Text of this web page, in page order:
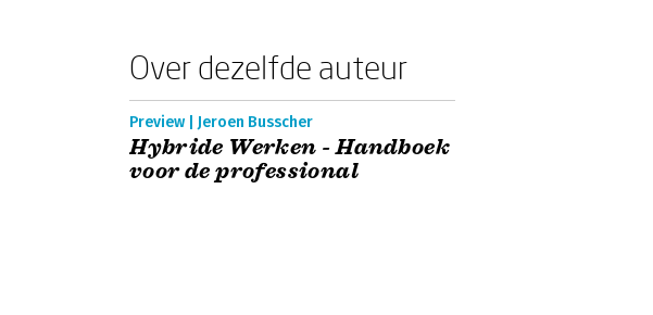
Over dezelfde auteur
Preview | Jeroen Busscher
Hybride Werken - Handboek
voor de professional